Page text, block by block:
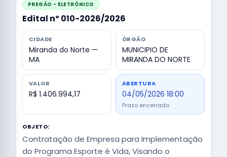
PREGÃO - ELETRÔNICO
Edital nº 010-2026/2026
CIDADE
Miranda do Norte —
MA
ÓRGÃO
MUNICIPIO DE
MIRANDA DO NORTE
VALOR
R$ 1.406.994,17
ABERTURA
04/05/2026 18:00
Prazo encerrado
OBJETO:
Contratação de Empresa para Implementação
do Programa Esporte é Vida, Visando o